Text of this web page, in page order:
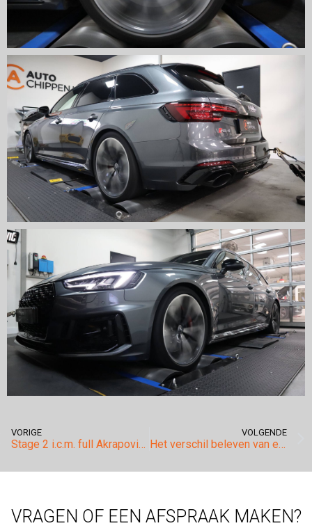
VORIGE
Stage 2 i.c.m. full Akrapovic systeem Bmw M140i.
VOLGENDE
Het verschil beleven van een Akrapovic uitlaatsysteem?
VRAGEN OF EEN AFSPRAAK MAKEN?